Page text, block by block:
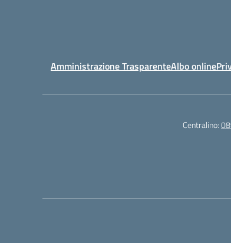
Amministrazione TrasparenteAlbo online
Centralino: